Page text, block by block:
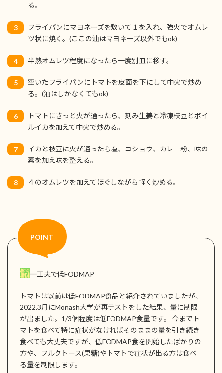
る。
3
フライパンにマヨネーズを敷いて１を入れ、強火でオムレ
ツ状に焼く。(ここの油はマヨネーズ以外でもok)
4 半熟オムレツ程度になったら一度別皿に移す。
5
空いたフライパンにトマトを皮面を下にして中火で炒め
る。(油はしかなくてもok)
6
トマトにさっと火が通ったら、刻み生姜と冷凍枝豆とボイ
ルイカを加えて中火で炒める。
7
イカと枝豆に火が通ったら塩、コショウ、カレー粉、味の
素を加え味を整える。
8 ４のオムレツを加えてほぐしながら軽く炒める。
一工夫で低FODMAP
トマトは以前は低FODMAP食品と紹介されていましたが、
2022.3月にMonash大学が再テストをした結果、量に制限
が出ました。1/3個程度は低FODMAP食量です。 今までト
マトを食べて特に症状がなければそのままの量を引き続き
食べても大丈夫ですが、低FODMAP食を開始したばかりの
方や、フルクトース(果糖)やトマトで症状が出る方は食べ
る量を制限します。